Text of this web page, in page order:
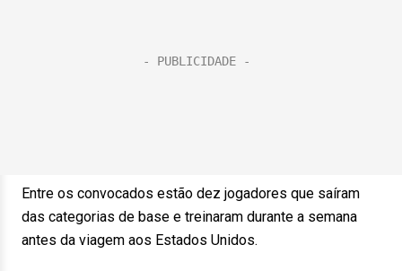
Entre os convocados estão dez jogadores que saíram
das categorias de base e treinaram durante a semana
antes da viagem aos Estados Unidos.